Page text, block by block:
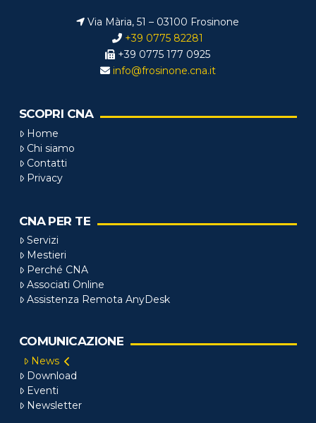
Via Mària, 51 – 03100 Frosinone
+39 0775 82281
+39 0775 177 0925
info@frosinone.cna.it
SCOPRI CNA
Home
Chi siamo
Contatti
Privacy
CNA PER TE
Servizi
Mestieri
Perché CNA
Associati Online
Assistenza Remota AnyDesk
COMUNICAZIONE
News
Download
Eventi
Newsletter